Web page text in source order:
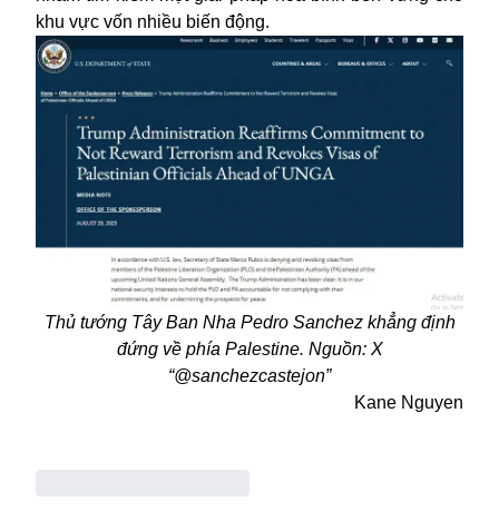
khu vực vốn nhiều biến động.
Thủ tướng Tây Ban Nha Pedro Sanchez khẳng định
đứng về phía Palestine. Nguồn: X
“@sanchezcastejon”
Kane Nguyen